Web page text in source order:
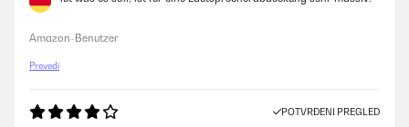
Amazon-Benutzer
Prevedi
POTVRĐENI PREGLED